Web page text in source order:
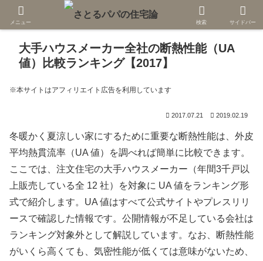
大手ハウスメーカー全社の断熱性能（UA
値）比較ランキング【2017】
※本サイトはアフィリエイト広告を利用しています
2017.07.21 2019.02.19
冬暖かく夏涼しい家にするために重要な断熱性能は、外皮
平均熱貫流率（UA 値）を調べれば簡単に比較できます。
ここでは、注文住宅の大手ハウスメーカー（年間3千戸以
上販売している全 12 社）を対象に UA 値をランキング形
式で紹介します。UA 値はすべて公式サイトやプレスリリ
ースで確認した情報です。公開情報が不足している会社は
ランキング対象外として解説しています。なお、断熱性能
がいくら高くても、気密性能が低くては意味がないため、
メニュー 検索 サイドバー